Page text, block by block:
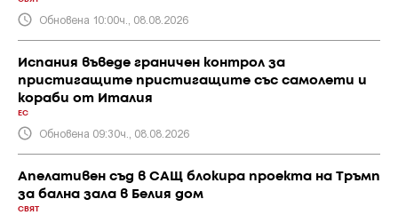
Обновена 10:00ч., 08.08.2026
Испания въведе граничен контрол за
пристигащите пристигащите със самолети и
кораби от Италия
ЕС
Обновена 09:30ч., 08.08.2026
Апелативен съд в САЩ блокира проекта на Тръмп
за бална зала в Белия дом
СВЯТ